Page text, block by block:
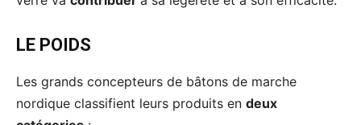
LE POIDS
Les grands concepteurs de bâtons de marche
nordique classifient leurs produits en deux